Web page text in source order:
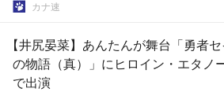
カナ速
【井尻晏菜】あんたんが舞台「勇者
の物語（真）」にヒロイン・エタノ
で出演